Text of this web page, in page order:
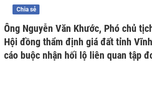
Chia sẻ
Ông Nguyễn Văn Khước, Phó chủ
Hội đồng thẩm định giá đất tỉnh
cáo buộc nhận hối lộ liên quan tập